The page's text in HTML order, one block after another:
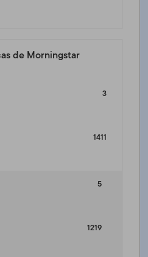
de Morningstar
3
1411
5
1219